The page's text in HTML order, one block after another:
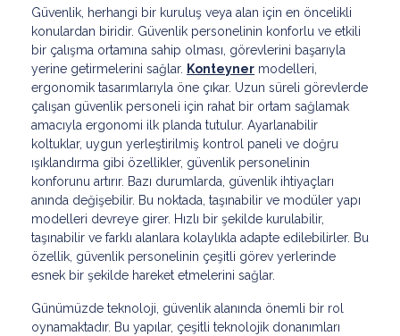
Güvenlik, herhangi bir kuruluş veya alan için en öncelikli
konulardan biridir. Güvenlik personelinin konforlu ve etkili
bir çalışma ortamına sahip olması, görevlerini başarıyla
yerine getirmelerini sağlar. Konteyner modelleri,
ergonomik tasarımlarıyla öne çıkar. Uzun süreli görevlerde
çalışan güvenlik personeli için rahat bir ortam sağlamak
amacıyla ergonomi ilk planda tutulur. Ayarlanabilir
koltuklar, uygun yerleştirilmiş kontrol paneli ve doğru
ışıklandırma gibi özellikler, güvenlik personelinin
konforunu artırır. Bazı durumlarda, güvenlik ihtiyaçları
anında değişebilir. Bu noktada, taşınabilir ve modüler yapı
modelleri devreye girer. Hızlı bir şekilde kurulabilir,
taşınabilir ve farklı alanlara kolaylıkla adapte edilebilirler. Bu
özellik, güvenlik personelinin çeşitli görev yerlerinde
esnek bir şekilde hareket etmelerini sağlar.
Günümüzde teknoloji, güvenlik alanında önemli bir rol
oynamaktadır. Bu yapılar, çeşitli teknolojik donanımları